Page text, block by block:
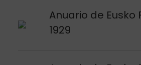
Anuario de Eusko
1929
Argitalpena ikusi